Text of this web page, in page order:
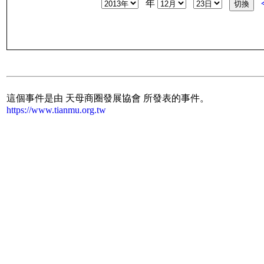
年
這個事件是由 天母商圈發展協會 所發表的事件。
https://www.tianmu.org.tw